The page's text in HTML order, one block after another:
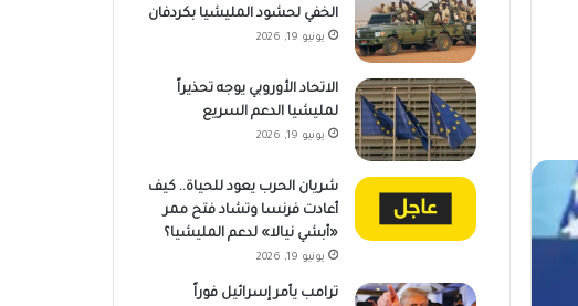
الخفي لحشود المليشيا بكردفان
يونيو 19, 2026
الاتحاد الأوروبي يوجه تحذيراً
لمليشيا الدعم السريع
يونيو 19, 2026
شريان الحرب يعود للحياة.. كيف
أعادت فرنسا وتشاد فتح ممر
«أبشي نيالا» لدعم المليشيا؟
يونيو 19, 2026
ترامب يأمر إسرائيل فوراً